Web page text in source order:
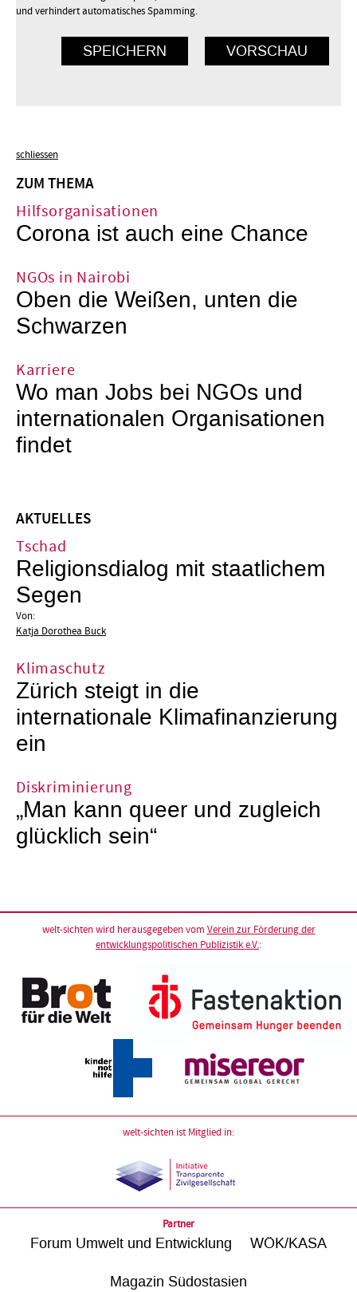
und verhindert automatisches Spamming.
schliessen
ZUM THEMA
Hilfsorganisationen
Corona ist auch eine Chance
NGOs in Nairobi
Oben die Weißen, unten die
Schwarzen
Karriere
Wo man Jobs bei NGOs und
internationalen Organisationen
findet
AKTUELLES
Tschad
Religionsdialog mit staatlichem
Segen
Von:
Katja Dorothea Buck
Klimaschutz
Zürich steigt in die
internationale Klimafinanzierung
ein
Diskriminierung
„Man kann queer und zugleich
glücklich sein“
welt-sichten wird herausgegeben vom Verein zur Förderung der
entwicklungspolitischen Publizistik e.V.:
welt-sichten ist Mitglied in:
Partner
Forum Umwelt und Entwicklung WÖK/KASA
Magazin Südostasien